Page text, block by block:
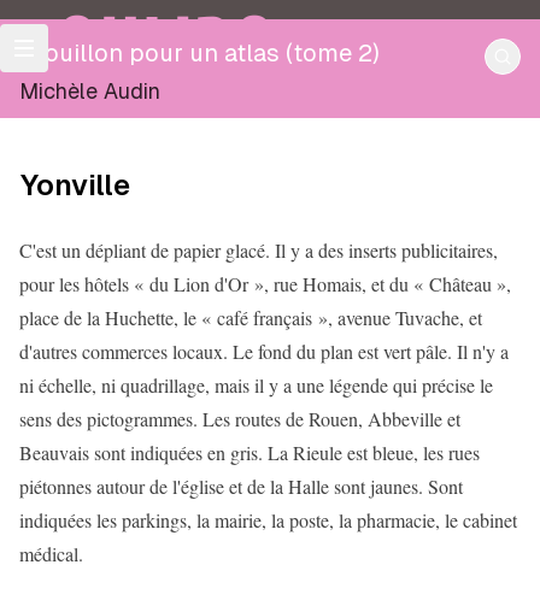
OULIPO
Brouillon pour un atlas (tome 2)
Michèle Audin
Yonville
C'est un dépliant de papier glacé. Il y a des inserts publicitaires,
pour les hôtels « du Lion d'Or », rue Homais, et du « Château »,
place de la Huchette, le « café français », avenue Tuvache, et
d'autres commerces locaux. Le fond du plan est vert pâle. Il n'y a
ni échelle, ni quadrillage, mais il y a une légende qui précise le
sens des pictogrammes. Les routes de Rouen, Abbeville et
Beauvais sont indiquées en gris. La Rieule est bleue, les rues
piétonnes autour de l'église et de la Halle sont jaunes. Sont
indiquées les parkings, la mairie, la poste, la pharmacie, le cabinet
médical.